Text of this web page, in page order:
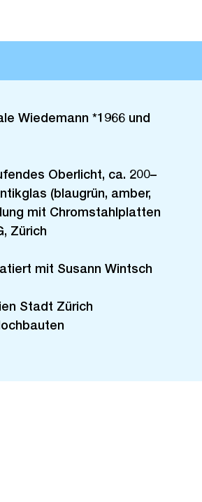
Wiedemann *1966 und
Oberlicht, ca. 200–
(blaugrün, amber,
mit Chromstahlplatten
Zürich
mit Susann Wintsch
Stadt Zürich